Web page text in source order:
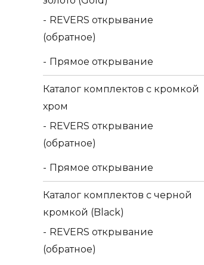
REVERS открывание
(обратное)
Прямое открывание
Каталог комплектов c кромкой
хром
REVERS открывание
(обратное)
Прямое открывание
Каталог комплектов c черной
кромкой (Black)
REVERS открывание
(обратное)